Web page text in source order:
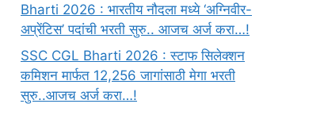
Bharti 2026 : भारतीय नौदला मध्ये ‘अग्निवीर-
अप्रेंटिस’ पदांची भरती सुरु.. आजच अर्ज करा…!
SSC CGL Bharti 2026 : स्टाफ सिलेक्शन
कमिशन मार्फत 12,256 जागांसाठी मेगा भरती
सुरु..आजच अर्ज करा…!